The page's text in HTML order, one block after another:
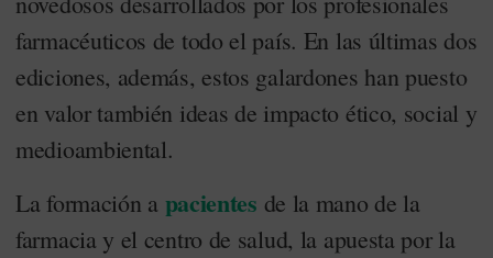
farmacéuticos de todo el país. En las últimas dos
ediciones, además, estos galardones han puesto
en valor también ideas de impacto ético, social y
medioambiental.
La formación a pacientes de la mano de la
farmacia y el centro de salud, la apuesta por la